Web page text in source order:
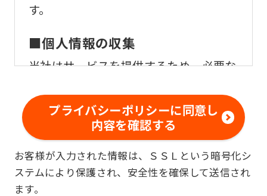
す。
■個人情報の収集
当社はサービスを提供するため、必要な
客様の個人情報を収集いたします。
■個人情報の利用
お客様からお預かりした個人情報は、以
下の目的で使用させて頂きます。また、
プライバシーポリシーに同意し
内容を確認する
お客様が入力された情報は、ＳＳＬという暗号化シ
ステムにより保護され、安全性を確保して送信され
ます。